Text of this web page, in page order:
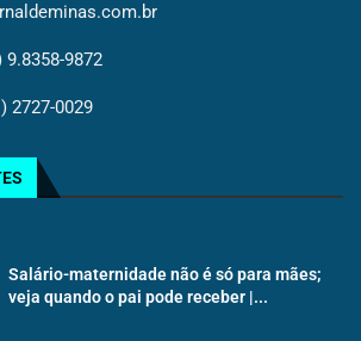
9.8358-9872
2727-0029
Salário-maternidade não é só para mães;
veja quando o pai pode receber |...